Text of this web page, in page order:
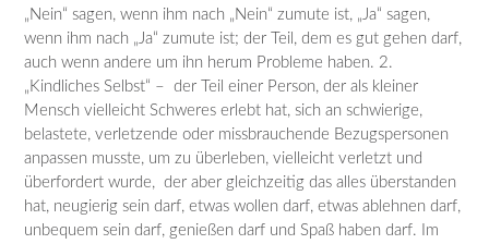
„Nein“ sagen, wenn ihm nach „Nein“ zumute ist, „Ja“ sagen,
wenn ihm nach „Ja“ zumute ist; der Teil, dem es gut gehen darf,
auch wenn andere um ihn herum Probleme haben. 2.
„Kindliches Selbst“ – der Teil einer Person, der als kleiner
Mensch vielleicht Schweres erlebt hat, sich an schwierige,
belastete, verletzende oder missbrauchende Bezugspersonen
anpassen musste, um zu überleben, vielleicht verletzt und
überfordert wurde, der aber gleichzeitig das alles überstanden
hat, neugierig sein darf, etwas wollen darf, etwas ablehnen darf,
unbequem sein darf, genießen darf und Spaß haben darf. Im